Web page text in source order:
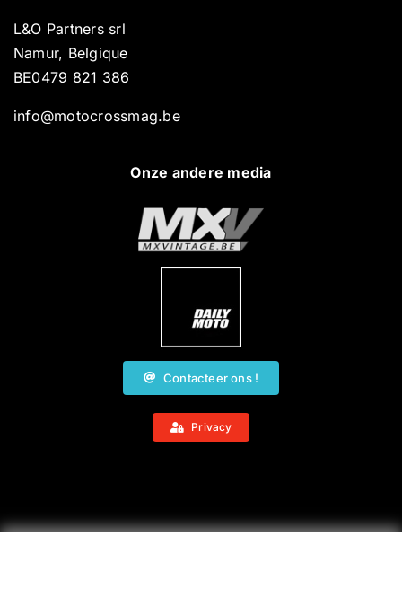
L&O Partners srl
Namur, Belgique
BE0479 821 386
info@motocrossmag.be
Onze andere media
Contacteer ons !
Privacy